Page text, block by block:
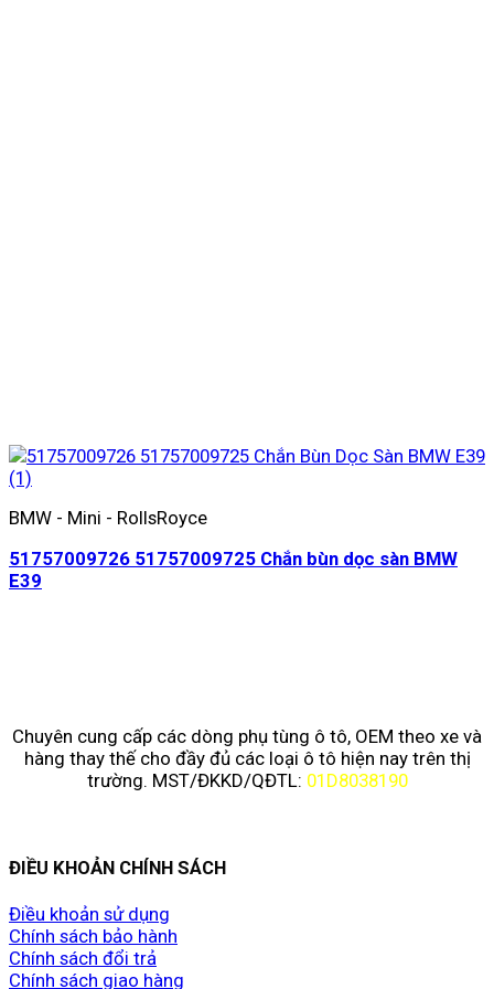
BMW - Mini - RollsRoyce
51757009726 51757009725 Chắn bùn dọc sàn BMW
E39
Chuyên cung cấp các dòng phụ tùng ô tô, OEM theo xe và
hàng thay thế cho đầy đủ các loại ô tô hiện nay trên thị
trường. MST/ĐKKD/QĐTL: 01D8038190
ĐIỀU KHOẢN CHÍNH SÁCH
Điều khoản sử dụng
Chính sách bảo hành
Chính sách đổi trả
Chính sách giao hàng